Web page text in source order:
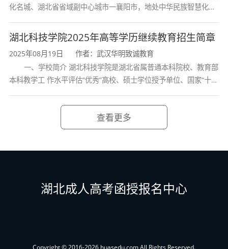
随着时代的发展，学历成了硬条件，做什么都要
提学历，干什么都要说学历，甚至是一个基本衡
量人的自身修养随着时代的发展，学历成了硬条
件，做什么都要提学历，干什么都要说学历，甚
展，学历成了硬条件，做什么都要提学历，干什
么都要说学历。
所以学历的提升刻不容缓，欢迎广大考生咨
化名城、湖北省省域副中心城市一襄阳市，地处中华民族智慧化身
学校、全国普通
湖北科技学院2025年高等学历继续教育招生简章
2025年08月19日
作者：武汉华明致诚教育
一、学校简介 湖北科技学院是湖北省属普通本科院校、教育部
本科教学工 作水平评估“优秀”高校、硕士学位授予单位、国家“十三
查看更多
湖北成人高考函授报名中心
Copyright © 2016-2026 huasedu.com All Rights Reserved.